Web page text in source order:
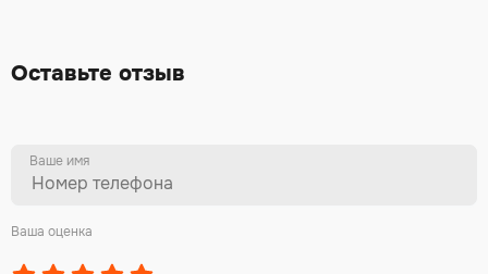
Оставьте отзыв
Ваше имя
Ваша оценка